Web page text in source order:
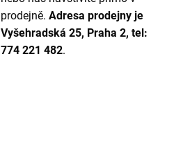
prodejně. Adresa prodejny je
Vyšehradská 25, Praha 2, tel:
774 221 482.